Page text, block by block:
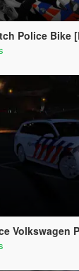
Police Bike
Volkswagen